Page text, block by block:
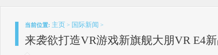
当前位置: 主页 > 国际新闻 >
来袭欲打造VR游戏新旗舰大朋VR E4